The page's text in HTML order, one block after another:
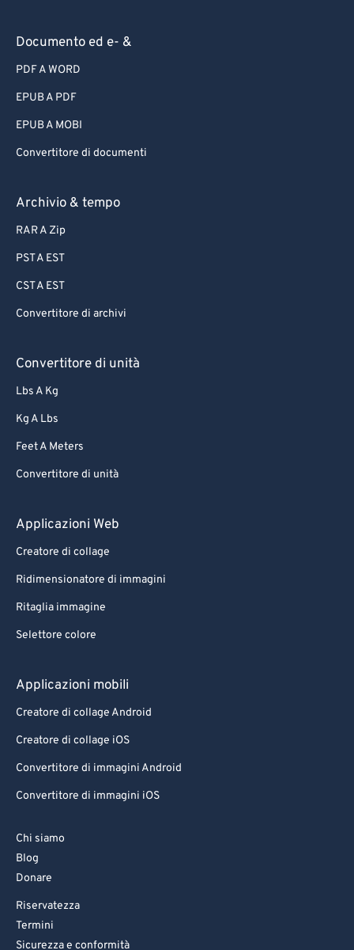
Documento ed e- &
PDF A WORD
EPUB A PDF
EPUB A MOBI
Convertitore di documenti
Archivio & tempo
RAR A Zip
PST A EST
CST A EST
Convertitore di archivi
Convertitore di unità
Lbs A Kg
Kg A Lbs
Feet A Meters
Convertitore di unità
Applicazioni Web
Creatore di collage
Ridimensionatore di immagini
Ritaglia immagine
Selettore colore
Applicazioni mobili
Creatore di collage Android
Creatore di collage iOS
Convertitore di immagini Android
Convertitore di immagini iOS
Chi siamo
Blog
Donare
Riservatezza
Termini
Sicurezza e conformità